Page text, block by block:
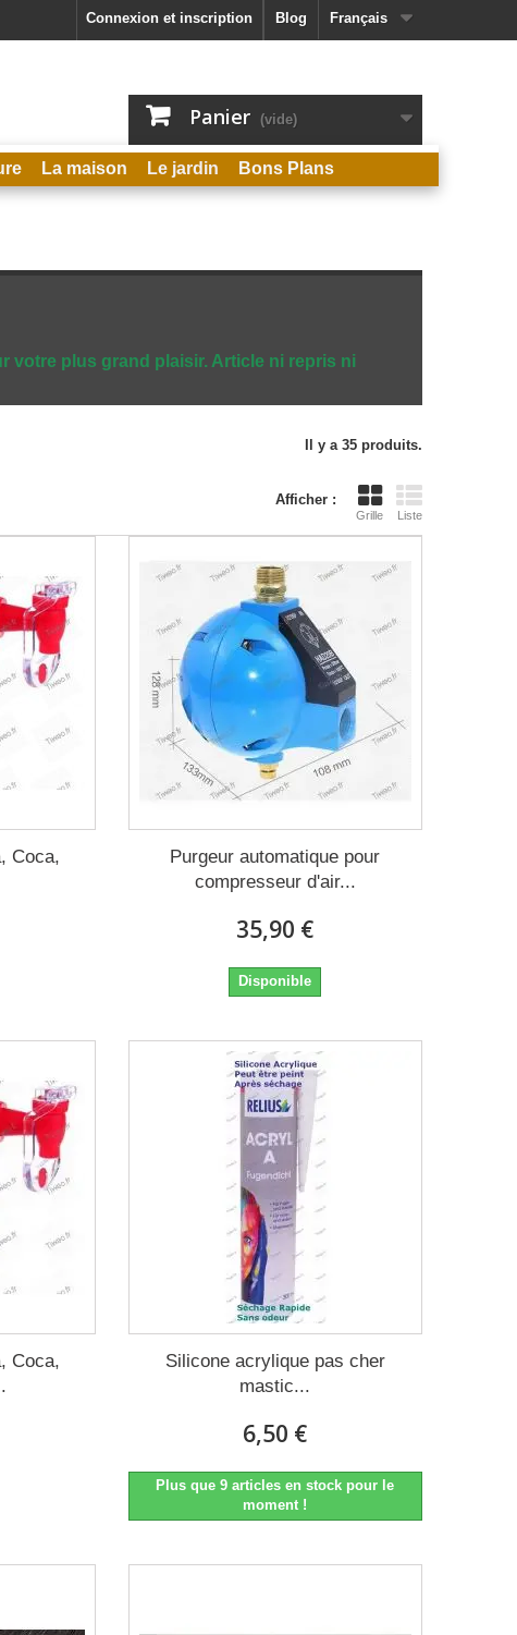
Français
Blog
Connexion et inscription
Panier (vide)
La maison Le jardin Bons Plans
votre plus grand plaisir. Article ni repris ni
Il y a 35 produits.
Afficher :
Grille Liste
Coca,
Purgeur automatique pour
compresseur d'air...
35,90 €
Disponible
Coca,
Silicone acrylique pas cher
mastic...
6,50 €
Plus que 9 articles en stock pour le
moment !